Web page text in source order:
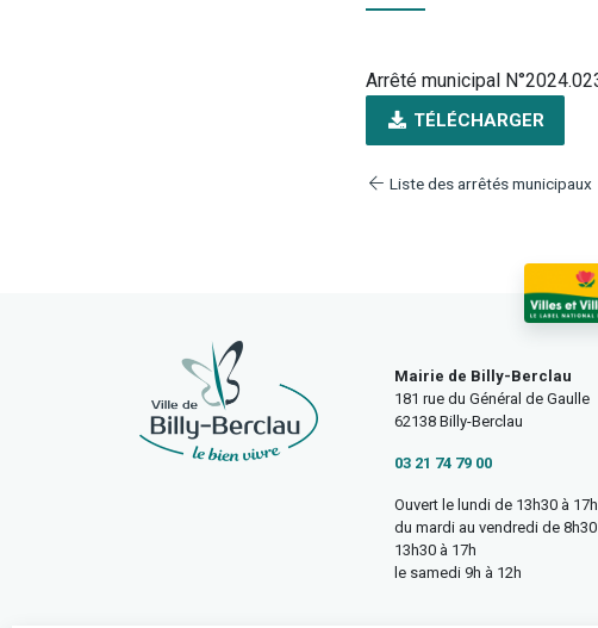
Arrêté municipal
TÉLÉCHARGER
Liste des arrêtés municipaux
Mairie de Billy-Berclau
181 rue du Général de Gaulle
62138 Billy-Berclau
03 21 74 79 00
Ouvert le lundi de 13h30 à 17h
du mardi au vendredi de
13h30 à 17h
le samedi 9h à 12h